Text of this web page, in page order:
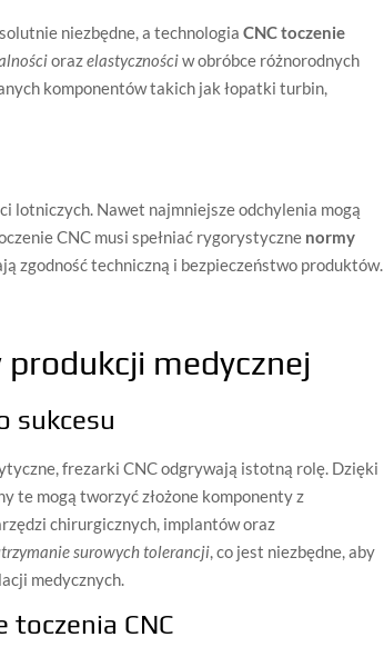
niezbędne, a technologiaCNC toczenie
orazelastycznościw obróbce różnorodnych
komponentów takich jak łopatki turbin,
lotniczych. Nawet najmniejsze odchylenia mogą
CNC musi spełniać rygorystyczne normy
zgodność techniczną i bezpieczeństwo produktów.
medycznej
sukcesu
frezarki CNC odgrywają istotną rolę. Dzięki
te mogą tworzyć złożone komponenty z
chirurgicznych, implantów oraz
surowych tolerancji, co jest niezbędne, aby
medycznych.
toczenia CNC